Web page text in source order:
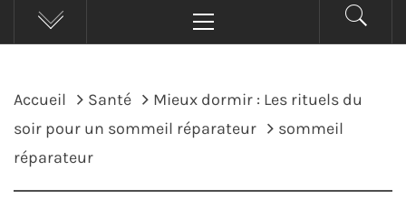
principal
Accueil Santé
Mieux dormir : Les rituels du
soir pour un sommeil réparateur
sommeil
réparateur